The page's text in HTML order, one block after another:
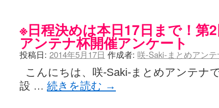
※日程決めは本日17日まで！第
アンテナ杯開催アンケート
投稿日: 2014年5月17日 作成者: 咲-Saki-まとめアン
こんにちは、咲-Saki-まとめアンテナ
設 … 続きを読む →